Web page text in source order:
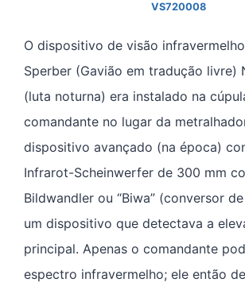
VS720008
O dispositivo de visão
Sperber (Gavião em tradução livre)
(luta noturna) era instalado na
comandante no lugar da
dispositivo avançado (na época)
Infrarot-Scheinwerfer de 300 mm
Bildwandler ou “Biwa” (conversor
um dispositivo que detectava a
principal. Apenas o comandante
espectro infravermelho; ele então